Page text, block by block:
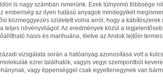
is nagy számban ismerünk. Ezek túlnyomó többsége
emberiség az ilyen hatású anyagok mindegyikét
közmeggyezés született volna arról, hogy a kábítószerek
teljes növényvilágot. Az eredmények közül a
hasis és marihuána, illetve az Andok lejtőin
vizsgálata során a hatóanyag azonosítása volt a
ezrei találhatók, vagyis vegyi szempontból
vagy éppenséggel csak egyetlenegynek van